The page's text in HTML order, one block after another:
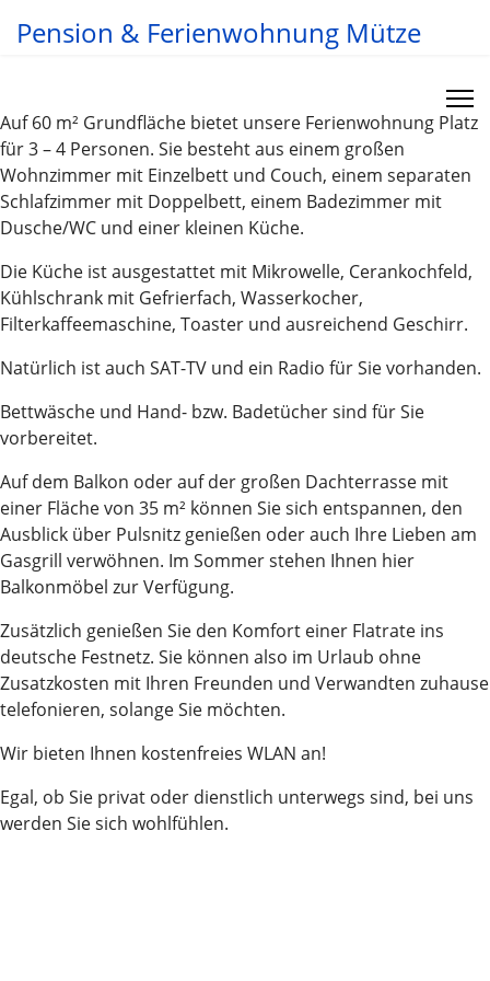
Pension & Ferienwohnung Mütze
Auf 60 m² Grundfläche bietet unsere Ferienwohnung Platz
für 3 – 4 Personen. Sie besteht aus einem großen
Wohnzimmer mit Einzelbett und Couch, einem separaten
Schlafzimmer mit Doppelbett, einem Badezimmer mit
Dusche/WC und einer kleinen Küche.
Die Küche ist ausgestattet mit Mikrowelle, Cerankochfeld,
Kühlschrank mit Gefrierfach, Wasserkocher,
Filterkaffeemaschine, Toaster und ausreichend Geschirr.
Natürlich ist auch SAT-TV und ein Radio für Sie vorhanden.
Bettwäsche und Hand- bzw. Badetücher sind für Sie
vorbereitet.
Auf dem Balkon oder auf der großen Dachterrasse mit
einer Fläche von 35 m² können Sie sich entspannen, den
Ausblick über Pulsnitz genießen oder auch Ihre Lieben am
Gasgrill verwöhnen. Im Sommer stehen Ihnen hier
Balkonmöbel zur Verfügung.
Zusätzlich genießen Sie den Komfort einer Flatrate ins
deutsche Festnetz. Sie können also im Urlaub ohne
Zusatzkosten mit Ihren Freunden und Verwandten zuhause
telefonieren, solange Sie möchten.
Wir bieten Ihnen kostenfreies WLAN an!
Egal, ob Sie privat oder dienstlich unterwegs sind, bei uns
werden Sie sich wohlfühlen.